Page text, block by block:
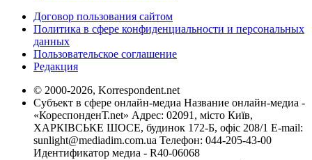
Договор пользования сайтом
Политика в сфере конфиденциальности и персональных
данных
Пользовательское соглашение
Редакция
© 2000-2026, Korrespondent.net
Субъект в сфере онлайн-медиа Название онлайн-медиа -
«КореспонденТ.net» Адрес: 02091, місто Київ,
ХАРКІВСЬКЕ ШОСЕ, будинок 172-Б, офіс 208/1 E-mail:
sunlight@mediadim.com.ua Телефон: 044-205-43-00
Идентификатор медиа - R40-06068